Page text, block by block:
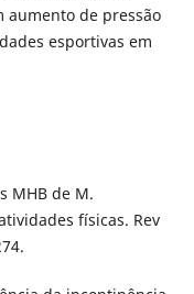
aumento de pressão
esportivas em
MHB de M.
físicas. Rev